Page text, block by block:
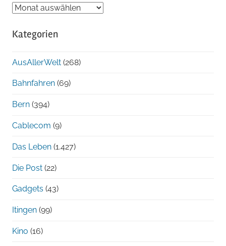
Blog-
chronologisch
Kategorien
AusAllerWelt (268)
Bahnfahren (69)
Bern (394)
Cablecom (9)
Das Leben (1.427)
Die Post (22)
Gadgets (43)
Itingen (99)
Kino (16)